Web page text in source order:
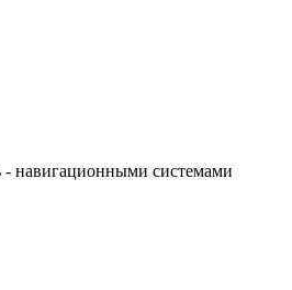
- навигационными системами